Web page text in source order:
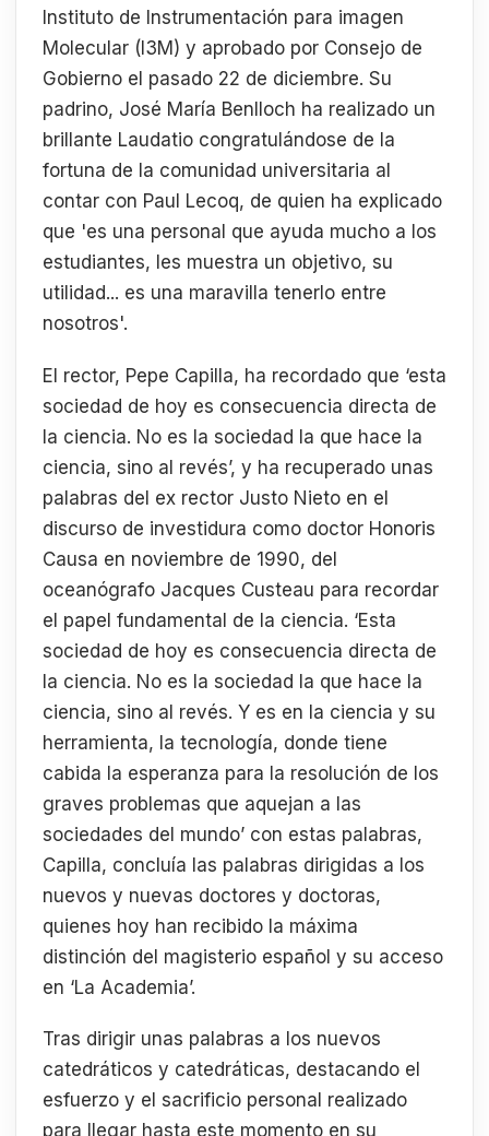
Instituto de Instrumentación para imagen
Molecular (I3M) y aprobado por Consejo de
Gobierno el pasado 22 de diciembre. Su
padrino, José María Benlloch ha realizado un
brillante Laudatio congratulándose de la
fortuna de la comunidad universitaria al
contar con Paul Lecoq, de quien ha explicado
que 'es una personal que ayuda mucho a los
estudiantes, les muestra un objetivo, su
utilidad... es una maravilla tenerlo entre
nosotros'.
El rector, Pepe Capilla, ha recordado que ‘esta
sociedad de hoy es consecuencia directa de
la ciencia. No es la sociedad la que hace la
ciencia, sino al revés’, y ha recuperado unas
palabras del ex rector Justo Nieto en el
discurso de investidura como doctor Honoris
Causa en noviembre de 1990, del
oceanógrafo Jacques Custeau para recordar
el papel fundamental de la ciencia. ‘Esta
sociedad de hoy es consecuencia directa de
la ciencia. No es la sociedad la que hace la
ciencia, sino al revés. Y es en la ciencia y su
herramienta, la tecnología, donde tiene
cabida la esperanza para la resolución de los
graves problemas que aquejan a las
sociedades del mundo’ con estas palabras,
Capilla, concluía las palabras dirigidas a los
nuevos y nuevas doctores y doctoras,
quienes hoy han recibido la máxima
distinción del magisterio español y su acceso
en ‘La Academia’.
Tras dirigir unas palabras a los nuevos
catedráticos y catedráticas, destacando el
esfuerzo y el sacrificio personal realizado
para llegar hasta este momento en su